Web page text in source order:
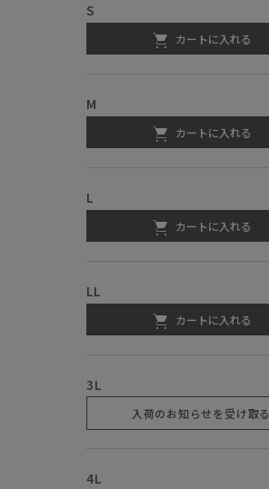
S
カートに入れる
M
カートに入れる
L
カートに入れる
LL
カートに入れる
3L
入荷のお知らせを受け取る
4L